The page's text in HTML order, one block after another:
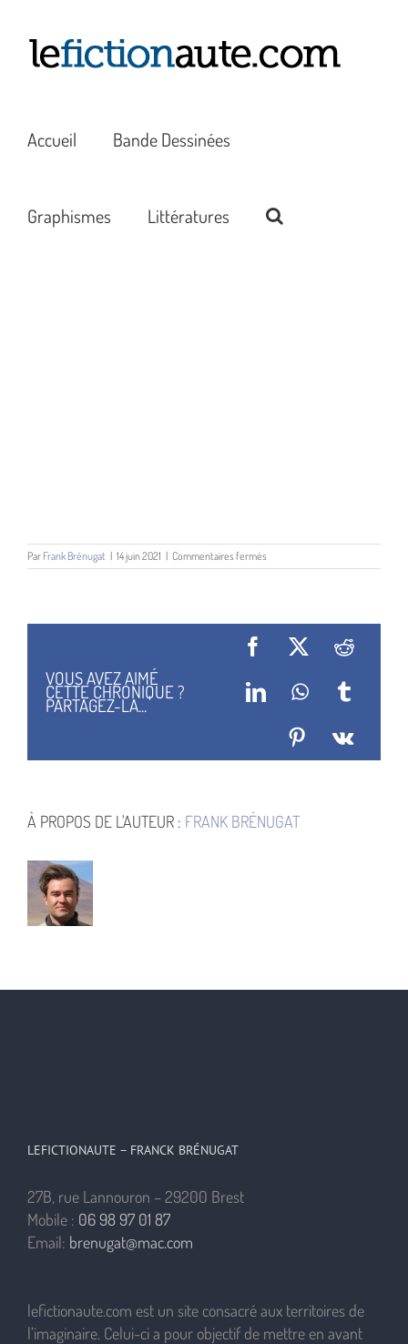
contenu
Accueil Bande Dessinées
Graphismes Littératures
Par Frank Brénugat | 14 juin 2021 | Commentaires fermés
New
VOUS AVEZ AIMÉ
CETTE CHRONIQUE ?
PARTAGEZ-LA...
Facebook
X Reddit
LinkedInWhatsApp
Tumblr
Pinterest
Vk
À PROPOS DE L'AUTEUR : FRANK BRÉNUGAT
LEFICTIONAUTE – FRANCK BRÉNUGAT
27B, rue Lannouron – 29200 Brest
Mobile : 06 98 97 01 87
Email: brenugat@mac.com
lefictionaute.com est un site consacré aux territoires de
l’imaginaire. Celui-ci a pour objectif de mettre en avant